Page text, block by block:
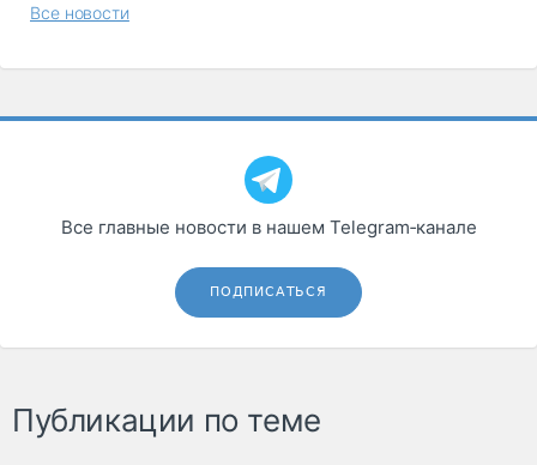
Все новости
Все главные новости в нашем Telegram‑канале
ПОДПИСАТЬСЯ
Публикации по теме